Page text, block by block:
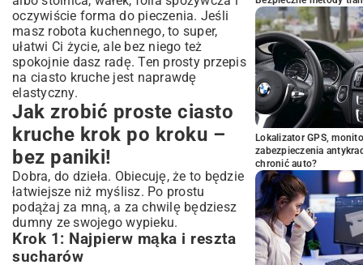
oczywiście forma do pieczenia. Jeśli
masz robota kuchennego, to super,
ułatwi Ci życie, ale bez niego też
spokojnie dasz radę. Ten prosty przepis
na ciasto kruche jest naprawdę
elastyczny.
Jak zrobić proste ciasto
kruche krok po kroku –
bez paniki!
Dobra, do dzieła. Obiecuję, że to będzie
łatwiejsze niż myślisz. Po prostu
podążaj za mną, a za chwilę będziesz
dumny ze swojego wypieku.
Krok 1: Najpierw mąka i reszta
sucharów
Lokalizator GPS,
zabezpieczenia
chronić auto?